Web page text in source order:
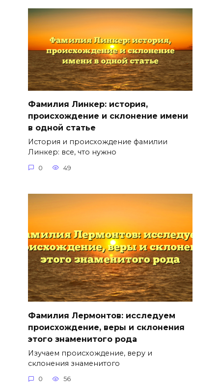
Фамилия Линкер: история,
происхождение и склонение имени
в одной статье
История и происхождение фамилии
Линкер: все, что нужно
0 49
Фамилия Лермонтов: исследуем
происхождение, веры и склонения
этого знаменитого рода
Изучаем происхождение, веру и
склонения знаменитого
0 56